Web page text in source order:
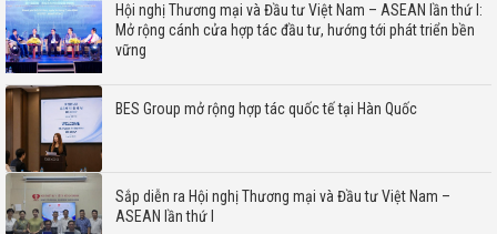
Hội nghị Thương mại và Đầu tư Việt Nam – ASEAN lần thứ I:
Mở rộng cánh cửa hợp tác đầu tư, hướng tới phát triển bền
vững
BES Group mở rộng hợp tác quốc tế tại Hàn Quốc
Sắp diễn ra Hội nghị Thương mại và Đầu tư Việt Nam –
ASEAN lần thứ I